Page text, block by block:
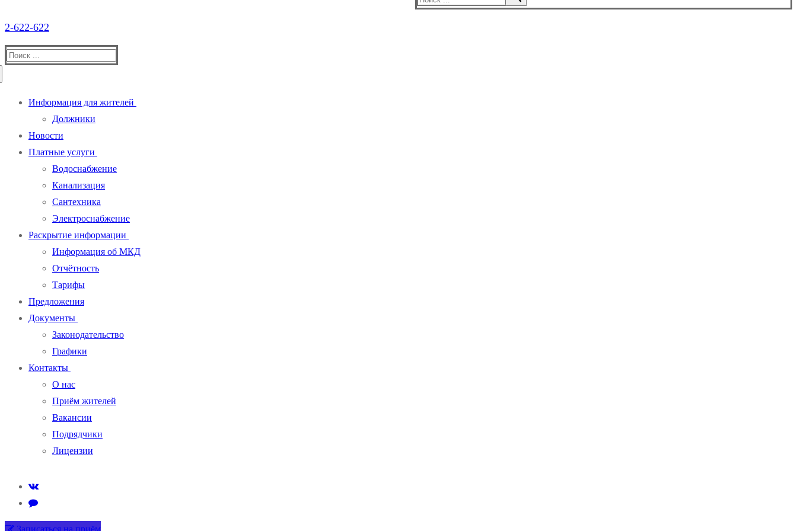
2-622-622
Найти:
Информация для жителей
Должники
Новости
Платные услуги
Водоснабжение
Канализация
Сантехника
Электроснабжение
Раскрытие информации
Информация об МКД
Отчётность
Тарифы
Предложения
Документы
Законодательство
Графики
Контакты
О нас
Приём жителей
Вакансии
Подрядчики
Лицензии
Записаться на приём